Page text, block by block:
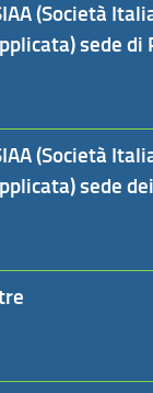
(Società
sede di
(Società
sede